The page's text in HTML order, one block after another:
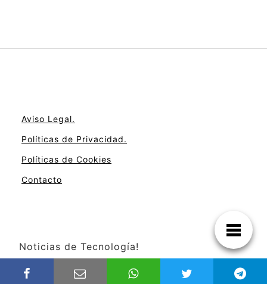
Aviso Legal.
Políticas de Privacidad.
Políticas de Cookies
Contacto
Noticias de Tecnología!